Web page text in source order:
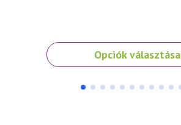
Opciók választása
Ennek
a